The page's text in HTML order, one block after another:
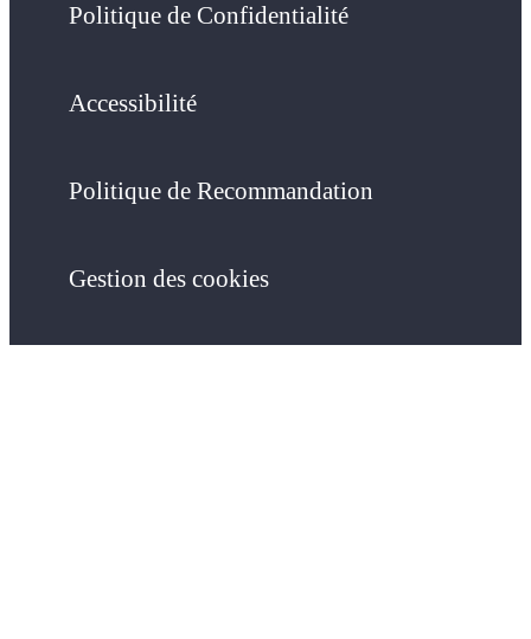
Politique de Confidentialité
Accessibilité
Politique de Recommandation
Gestion des cookies